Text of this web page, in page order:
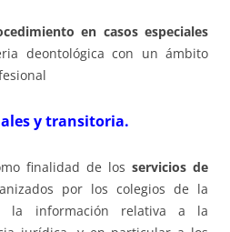
en casos especiales
deontológica con un ámbito
y transitoria.
finalidad de los servicios de
por los colegios de la
la información relativa a la